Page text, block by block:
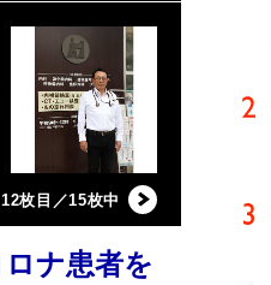
12枚目／15枚中
ナ患者を